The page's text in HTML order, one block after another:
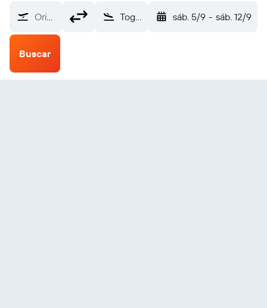
Origen Togiak Village (TOG) sáb. 5/9 - sáb. 12/9
Buscar